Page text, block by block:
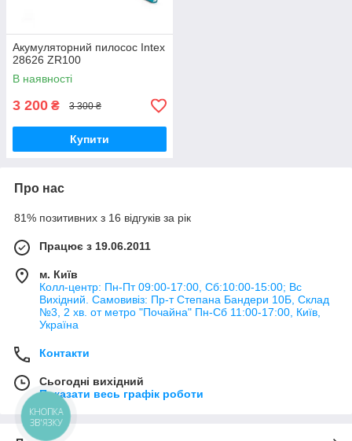
Акумуляторний пилосос Intex
28626 ZR100
В наявності
3 200 ₴ 3 300 ₴
Купити
Про нас
81% позитивних з 16 відгуків за рік
Працює з 19.06.2011
м. Київ
Колл-центр: Пн-Пт 09:00-17:00, Сб:10:00-15:00; Вс
Вихідний. Самовивіз: Пр-т Степана Бандери 10Б, Склад
№3, 2 хв. от метро "Почайна" Пн-Cб 11:00-17:00, Київ,
Україна
Контакти
Сьогодні вихідний
Показати весь графік роботи
КНОПКА
ЗВ'ЯЗКУ